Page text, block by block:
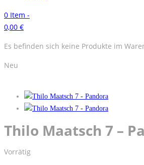
0 Item -
0,00 €
Es befinden sich keine Produkte im
Neu
Thilo Maatsch 7 –
Vorrätig